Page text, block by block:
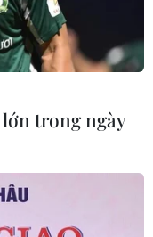
trong ngày